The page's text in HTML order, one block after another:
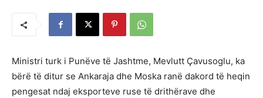
Ministri turk i Punëve të Jashtme, Mevlutt Çavusoglu, ka
bërë të ditur se Ankaraja dhe Moska ranë dakord të heqin
pengesat ndaj eksporteve ruse të drithërave dhe